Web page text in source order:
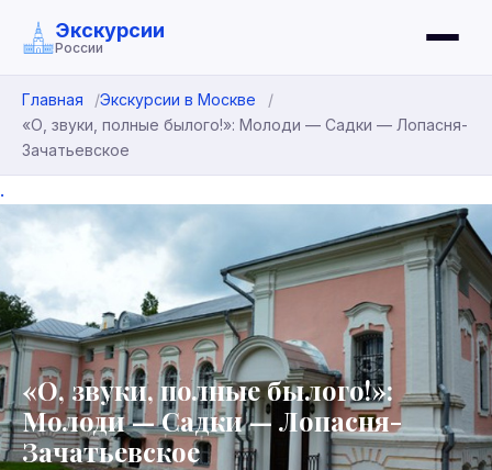
Экскурсии
России
Главная
Экскурсии в Москве
«О, звуки, полные былого!»: Молоди — Садки — Лопасня-
Зачатьевское
.
«О, звуки, полные былого!»:
Молоди — Садки — Лопасня-
Зачатьевское